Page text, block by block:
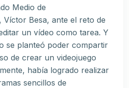
Medio de
Víctor Besa, ante el reto de
un vídeo como tarea. Y
se planteó poder compartir
de crear un videojuego
había logrado realizar
sencillos de